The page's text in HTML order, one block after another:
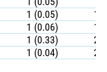
1 (0.05)
1 (0.06)
1 (0.33)
1 (0.04)